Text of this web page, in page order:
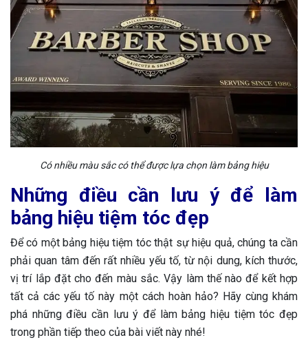
Có nhiều màu sắc có thể được lựa chọn làm bảng hiệu
Những điều cần lưu ý để làm
bảng hiệu tiệm tóc đẹp
Để có một bảng hiệu tiệm tóc thật sự hiệu quả, chúng ta cần
phải quan tâm đến rất nhiều yếu tố, từ nội dung, kích thước,
vị trí lắp đặt cho đến màu sắc. Vậy làm thế nào để kết hợp
tất cả các yếu tố này một cách hoàn hảo? Hãy cùng khám
phá những điều cần lưu ý để làm bảng hiệu tiệm tóc đẹp
trong phần tiếp theo của bài viết này nhé!